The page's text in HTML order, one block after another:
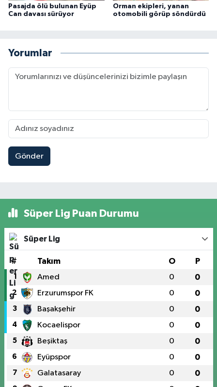
Pasajda ölü bulunan Eyüp
Can davası sürüyor
Orman ekipleri, yanan
otomobili görüp söndürdü
Yorumlar
Gönder
Süper Lig Puan Durumu
Süper Lig
# Takım O P
1 Amed 0 0
2 Erzurumspor FK 0 0
3 Başakşehir 0 0
4 Kocaelispor 0 0
5 Beşiktaş 0 0
6 Eyüpspor 0 0
7 Galatasaray 0 0